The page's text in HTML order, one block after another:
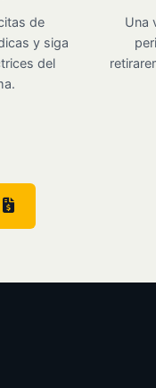
de
y siga
del
Una